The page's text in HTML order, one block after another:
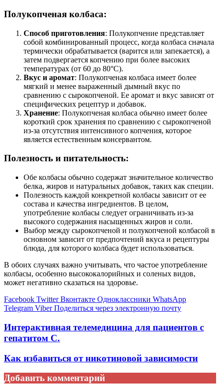
Полукопченая колбаса:
Способ приготовления: Полукопчение представляет
собой комбинированный процесс, когда колбаса сначала
термически обрабатывается (варится или запекается), а
затем подвергается копчению при более высоких
температурах (от 60 до 80°C).
Вкус и аромат: Полукопченая колбаса имеет более
мягкий и менее выраженный дымный вкус по
сравнению с сырокопченой. Ее аромат и вкус зависят от
специфических рецептур и добавок.
Хранение: Полукопченая колбаса обычно имеет более
короткий срок хранения по сравнению с сырокопченой
из-за отсутствия интенсивного копчения, которое
является естественным консервантом.
Полезность и питательность:
Обе колбасы обычно содержат значительное количество
белка, жиров и натуральных добавок, таких как специи.
Полезность каждой конкретной колбасы зависит от ее
состава и качества ингредиентов. В целом,
употребление колбасы следует ограничивать из-за
высокого содержания насыщенных жиров и соли.
Выбор между сырокопченой и полукопченой колбасой в
основном зависит от предпочтений вкуса и рецептуры
блюда, для которого колбаса будет использоваться.
В обоих случаях важно учитывать, что частое употребление
колбасы, особенно высококалорийных и соленых видов,
может негативно сказаться на здоровье.
Facebook Twitter Вконтакте Одноклассники WhatsApp
Telegram Viber Поделиться через электронную почту
Интерактивная телемедицина для пациентов с
гепатитом С.
Как избавиться от никотиновой зависимости
Добавить комментарий